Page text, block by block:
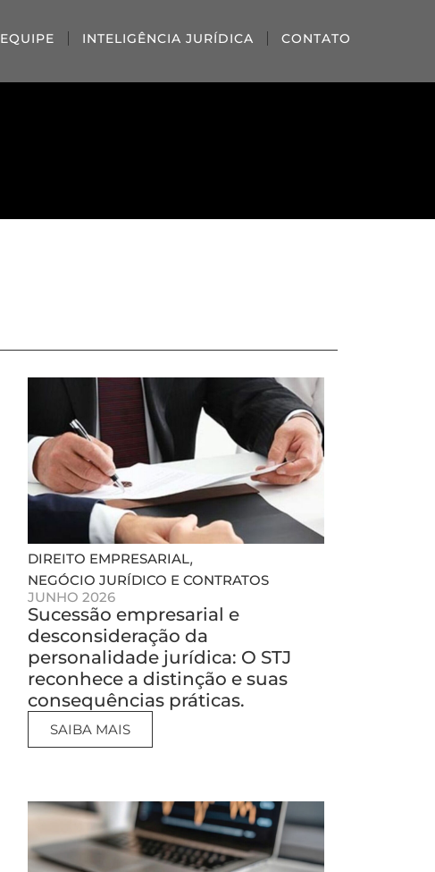
EQUIPE INTELIGÊNCIA JURÍDICA CONTATO
DIREITO EMPRESARIAL,
NEGÓCIO JURÍDICO E CONTRATOS
JUNHO 2026
Sucessão empresarial e
desconsideração da
personalidade jurídica: O STJ
reconhece a distinção e suas
consequências práticas.
SAIBA MAIS